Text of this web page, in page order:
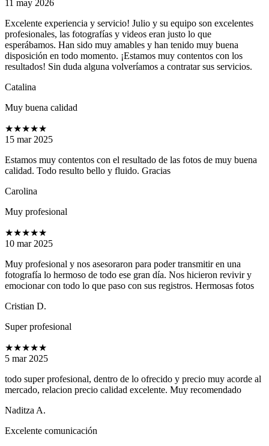
11 may 2026
Excelente experiencia y servicio! Julio y su equipo son excelentes
profesionales, las fotografías y videos eran justo lo que
esperábamos. Han sido muy amables y han tenido muy buena
disposición en todo momento. ¡Estamos muy contentos con los
resultados! Sin duda alguna volveríamos a contratar sus servicios.
Catalina
Muy buena calidad
★★★★★
15 mar 2025
Estamos muy contentos con el resultado de las fotos de muy buena
calidad. Todo resulto bello y fluido. Gracias
Carolina
Muy profesional
★★★★★
10 mar 2025
Muy profesional y nos asesoraron para poder transmitir en una
fotografía lo hermoso de todo ese gran día. Nos hicieron revivir y
emocionar con todo lo que paso con sus registros. Hermosas fotos
Cristian D.
Super profesional
★★★★★
5 mar 2025
todo super profesional, dentro de lo ofrecido y precio muy acorde al
mercado, relacion precio calidad excelente. Muy recomendado
Naditza A.
Excelente comunicación